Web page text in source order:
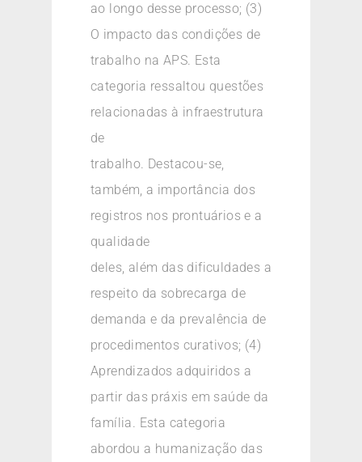
ao longo desse processo; (3)
O impacto das condições de
trabalho na APS. Esta
categoria ressaltou questões
relacionadas à infraestrutura
de
trabalho. Destacou-se,
também, a importância dos
registros nos prontuários e a
qualidade
deles, além das dificuldades a
respeito da sobrecarga de
demanda e da prevalência de
procedimentos curativos; (4)
Aprendizados adquiridos a
partir das práxis em saúde da
família. Esta categoria
abordou a humanização das